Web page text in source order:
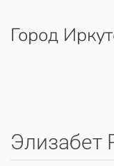
Перейти к
Город
Элизабет